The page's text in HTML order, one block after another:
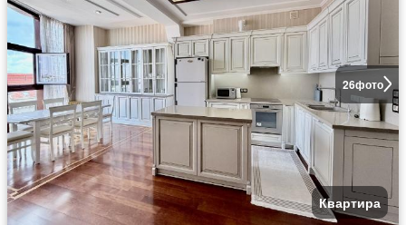
26фото
Квартира